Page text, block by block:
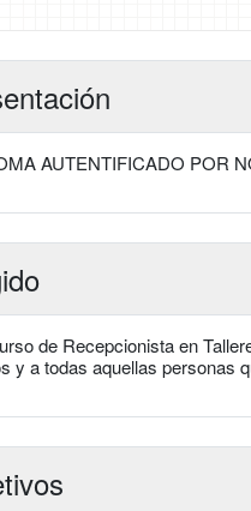
AUTENTIFICADO POR
de Recepcionista en
y a todas aquellas personas